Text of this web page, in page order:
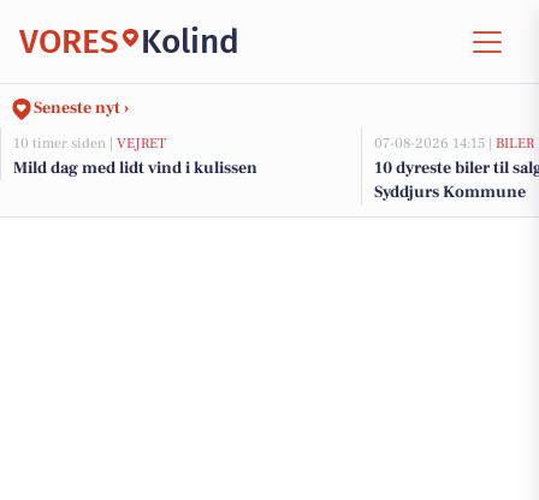
VORES Kolind
Seneste nyt ›
10 timer siden | VEJRET
Mild dag med lidt vind i kulissen
07-08-2026 14:15 | BILER
10 dyreste biler til
Syddjurs Kommune